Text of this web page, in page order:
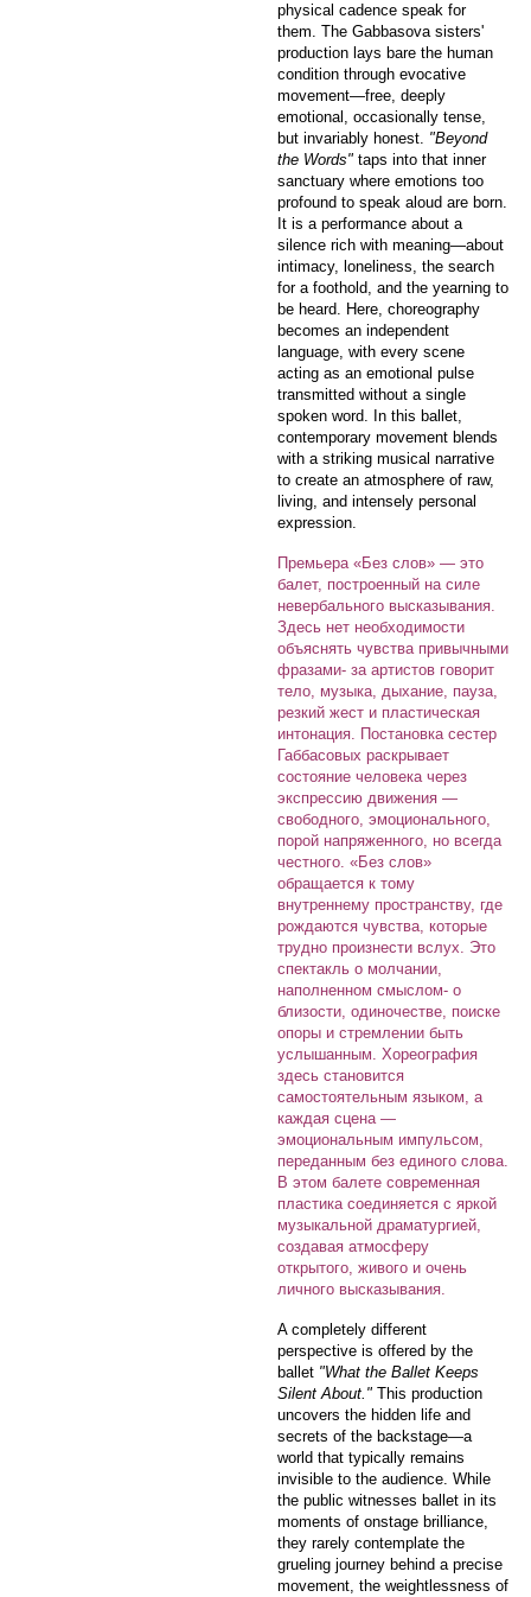
physical cadence speak for
them. The Gabbasova sisters'
production lays bare the human
condition through evocative
movement—free, deeply
emotional, occasionally tense,
but invariably honest. "Beyond
the Words" taps into that inner
sanctuary where emotions too
profound to speak aloud are born.
It is a performance about a
silence rich with meaning—about
intimacy, loneliness, the search
for a foothold, and the yearning to
be heard. Here, choreography
becomes an independent
language, with every scene
acting as an emotional pulse
transmitted without a single
spoken word. In this ballet,
contemporary movement blends
with a striking musical narrative
to create an atmosphere of raw,
living, and intensely personal
expression.
Премьера «Без слов» — это
балет, построенный на силе
невербального высказывания.
Здесь нет необходимости
объяснять чувства привычными
фразами- за артистов говорит
тело, музыка, дыхание, пауза,
резкий жест и пластическая
интонация. Постановка сестер
Габбасовых раскрывает
состояние человека через
экспрессию движения —
свободного, эмоционального,
порой напряженного, но всегда
честного. «Без слов»
обращается к тому
внутреннему пространству, где
рождаются чувства, которые
трудно произнести вслух. Это
спектакль о молчании,
наполненном смыслом- о
близости, одиночестве, поиске
опоры и стремлении быть
услышанным. Хореография
здесь становится
самостоятельным языком, а
каждая сцена —
эмоциональным импульсом,
переданным без единого слова.
В этом балете современная
пластика соединяется с яркой
музыкальной драматургией,
создавая атмосферу
открытого, живого и очень
личного высказывания.
A completely different
perspective is offered by the
ballet "What the Ballet Keeps
Silent About." This production
uncovers the hidden life and
secrets of the backstage—a
world that typically remains
invisible to the audience. While
the public witnesses ballet in its
moments of onstage brilliance,
they rarely contemplate the
grueling journey behind a precise
movement, the weightlessness of